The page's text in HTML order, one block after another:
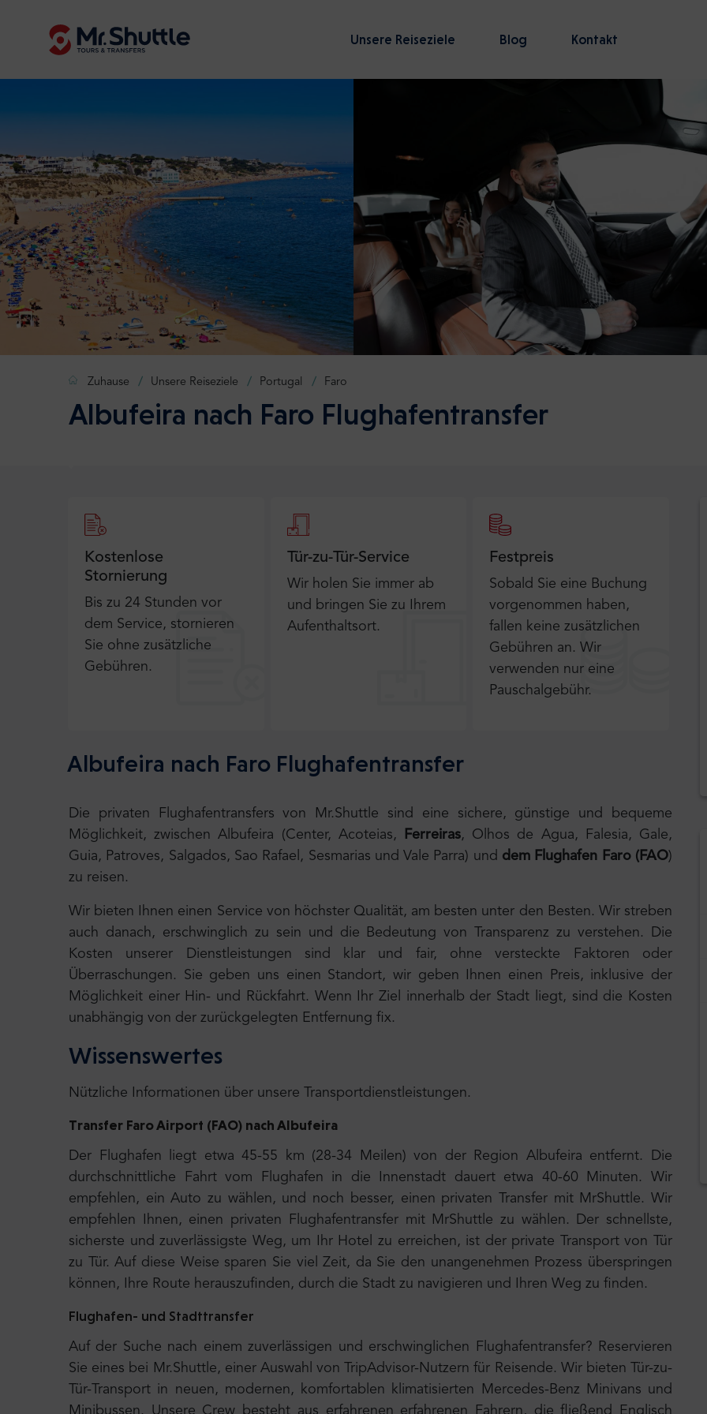
Unsere Reiseziele Blog Kontakt
Zuhause Unsere Reiseziele Portugal Faro
Albufeira nach Faro Flughafentransfer
Kostenlose
Stornierung
Bis zu 24 Stunden vor
dem Service, stornieren
Sie ohne zusätzliche
Gebühren.
Tür-zu-Tür-Service
Wir holen Sie immer ab
und bringen Sie zu Ihrem
Aufenthaltsort.
Festpreis
Sobald Sie eine Buchung
vorgenommen haben,
fallen keine zusätzlichen
Gebühren an. Wir
verwenden nur eine
Pauschalgebühr.
Albufeira nach Faro Flughafentransfer
Die privaten Flughafentransfers von Mr.Shuttle sind eine sichere, günstige und bequeme
Möglichkeit, zwischen Albufeira (Center, Acoteias,
Ferreiras, Olhos de Agua, Falesia, Gale,
Guia, Patroves, Salgados, Sao Rafael, Sesmarias und Vale Parra) und dem Flughafen Faro (FAO)
zu reisen.
Wir bieten Ihnen einen Service von höchster Qualität, am besten unter den Besten. Wir streben
auch danach, erschwinglich zu sein und die Bedeutung von Transparenz zu verstehen. Die
Kosten unserer Dienstleistungen sind klar und fair, ohne versteckte Faktoren oder
Überraschungen. Sie geben uns einen Standort, wir geben Ihnen einen Preis, inklusive der
Möglichkeit einer Hin- und Rückfahrt. Wenn Ihr Ziel innerhalb der Stadt liegt, sind die Kosten
unabhängig von der zurückgelegten Entfernung fix.
Wissenswertes
Nützliche Informationen über unsere Transportdienstleistungen.
Transfer Faro Airport (FAO) nach Albufeira
Der Flughafen liegt etwa 45-55 km (28-34 Meilen) von der Region Albufeira entfernt. Die
durchschnittliche Fahrt vom Flughafen in die Innenstadt dauert etwa 40-60 Minuten. Wir
empfehlen, ein Auto zu wählen, und noch besser, einen privaten Transfer mit MrShuttle. Wir
empfehlen Ihnen, einen privaten Flughafentransfer mit MrShuttle zu wählen. Der schnellste,
sicherste und zuverlässigste Weg, um Ihr Hotel zu erreichen, ist der private Transport von Tür
zu Tür. Auf diese Weise sparen Sie viel Zeit, da Sie den unangenehmen Prozess überspringen
können, Ihre Route herauszufinden, durch die Stadt zu navigieren und Ihren Weg zu finden.
Flughafen- und Stadttransfer
Auf der Suche nach einem zuverlässigen und erschwinglichen Flughafentransfer? Reservieren
Sie eines bei Mr.Shuttle, einer Auswahl von TripAdvisor-Nutzern für Reisende. Wir bieten Tür-zu-
Tür-Transport in neuen, modernen, komfortablen klimatisierten Mercedes-Benz Minivans und
Minibussen. Unsere Crew besteht aus erfahrenen erfahrenen Fahrern, die fließend Englisch